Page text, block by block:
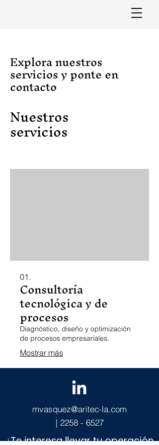
Explora nuestros
servicios y ponte en
contacto
Nuestros
servicios
01.
Consultoría
tecnológica y de
procesos
Diagnóstico, diseño y optimización
de procesos empresariales.
Mostrar más
mvasquez@aritec-la.com
| 2258 - 6527
¿Te interesa llevar tu operación